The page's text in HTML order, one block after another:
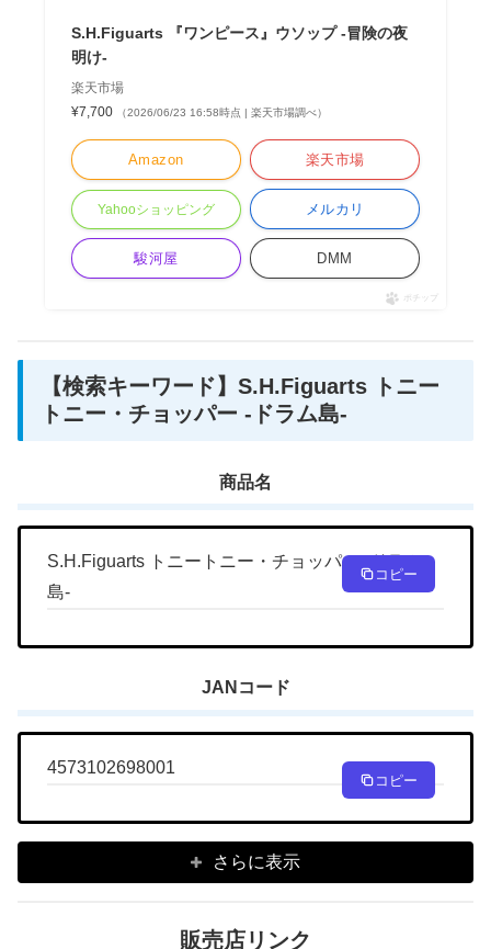
S.H.Figuarts 『ワンピース』ウソップ -冒険の夜
明け-
楽天市場
¥7,700
（2026/06/23 16:58時点 | 楽天市場調べ）
Amazon 楽天市場
Yahooショッピング メルカリ
駿河屋 DMM
ポチップ
【検索キーワード】S.H.Figuarts トニー
トニー・チョッパー -ドラム島-
商品名
S.H.Figuarts トニートニー・チョッパー -ドラム
島-
コピー
JANコード
4573102698001
コピー
さらに表示
販売店リンク